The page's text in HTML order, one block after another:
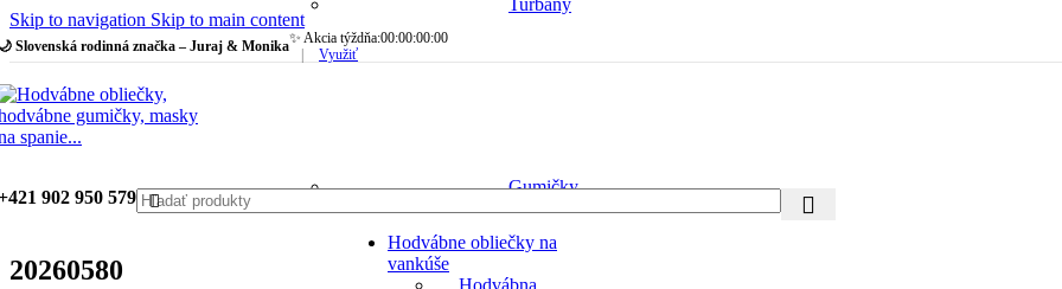
Skip to navigation Skip to main content
Slovenská rodinná značka – Juraj & Monika✨ Akcia týždňa:00:00:00:00
Využiť
Gumičky
902 950 579
Hodvábne obliečky na
vankúše
Hodvábna
20260580